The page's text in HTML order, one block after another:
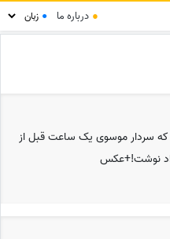
● درباره ما ●
که سردار موسوی یک ساعت قبل از
نوشت!+عکس